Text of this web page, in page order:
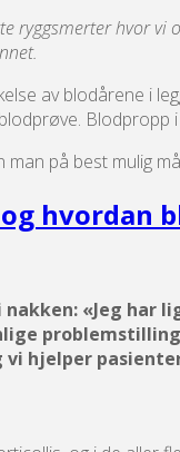
ryggsmerter hvor vi
av blodårene i
Blodpropp
man på best mulig
hvordan
«Jeg
hjelper